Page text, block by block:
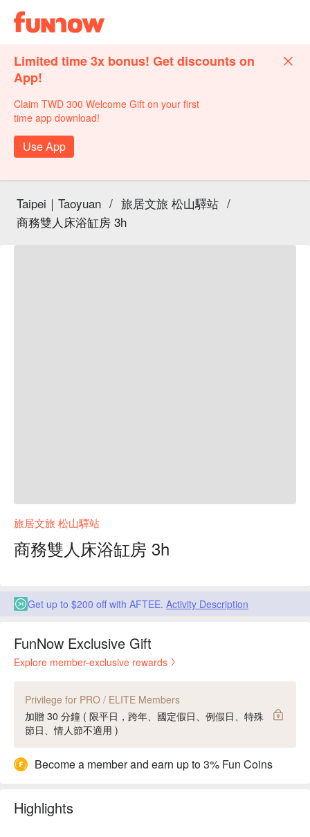
Limited time 3x bonus! Get discounts on
App!
Claim TWD 300 Welcome Gift on your first
time app download!
Use App
Taipei｜Taoyuan / 旅居文旅 松山驛站 /
商務雙人床浴缸房 3h
旅居文旅 松山驛站
商務雙人床浴缸房 3h
Get up to $200 off with AFTEE. Activity Description
FunNow Exclusive Gift
Explore member-exclusive rewards
Privilege for PRO / ELITE Members
加贈 30 分鐘 ( 限平日，跨年、國定假日、例假日、特殊
節日、情人節不適用 )
Become a member and earn up to 3% Fun Coins
Highlights